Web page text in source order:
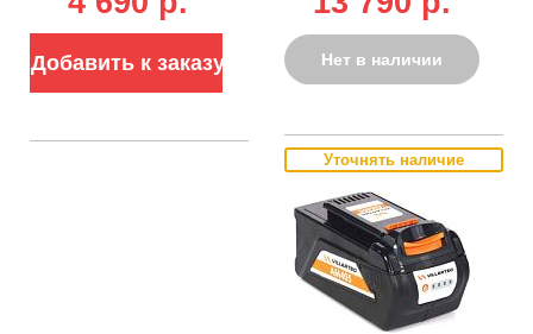
Добавить к заказу Нет в наличии
Уточнять наличие